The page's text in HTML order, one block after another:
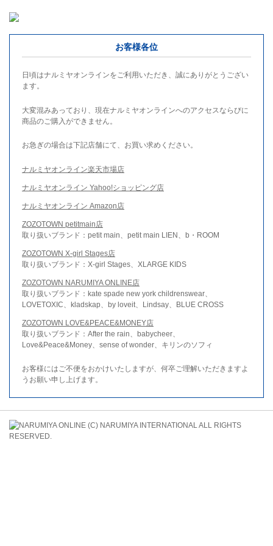
お客様各位
日頃はナルミヤオンラインをご利用いただき、誠にありがとうござい
ます。
大変混みあっており、現在ナルミヤオンラインへのアクセスならびに
商品のご購入ができません。
お急ぎの場合は下記店舗にて、お買い求めください。
ナルミヤオンライン楽天市場店
ナルミヤオンライン Yahoo!ショッピング店
ナルミヤオンライン Amazon店
ZOZOTOWN petitmain店
取り扱いブランド：petit main、petit main LIEN、b・ROOM
ZOZOTOWN X-girl Stages店
取り扱いブランド：X-girl Stages、XLARGE KIDS
ZOZOTOWN NARUMIYA ONLINE店
取り扱いブランド：kate spade new york childrenswear、
LOVETOXIC、kladskap、by loveit、Lindsay、BLUE CROSS
ZOZOTOWN LOVE&PEACE&MONEY店
取り扱いブランド：After the rain、babycheer、
Love&Peace&Money、sense of wonder、キリンのソフィ
お客様にはご不便をおかけいたしますが、何卒ご理解いただきますよ
うお願い申し上げます。